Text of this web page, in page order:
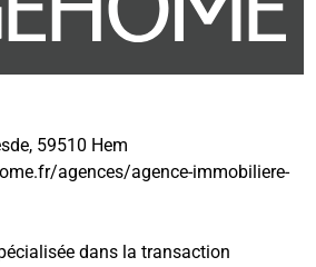
59510 Hem
agences/agence-immobiliere-
dans la transaction